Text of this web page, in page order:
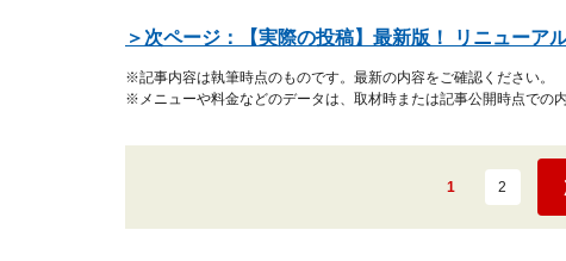
＞次ページ：【実際の投稿】最新版！ リニューア
※記事内容は執筆時点のものです。最新の内容をご確認ください。
※メニューや料金などのデータは、取材時または記事公開時点での内
1 2